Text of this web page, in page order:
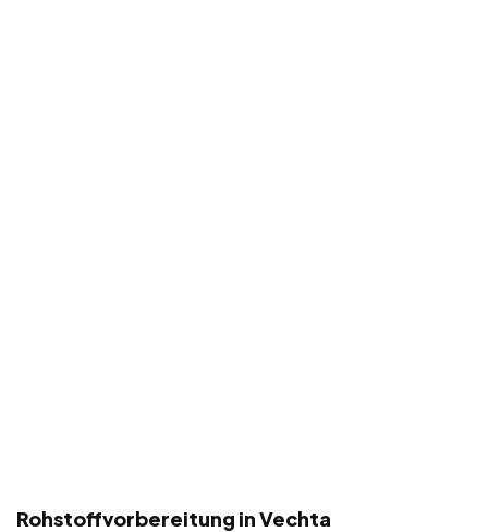
Rohstoffvorbereitung in Vechta